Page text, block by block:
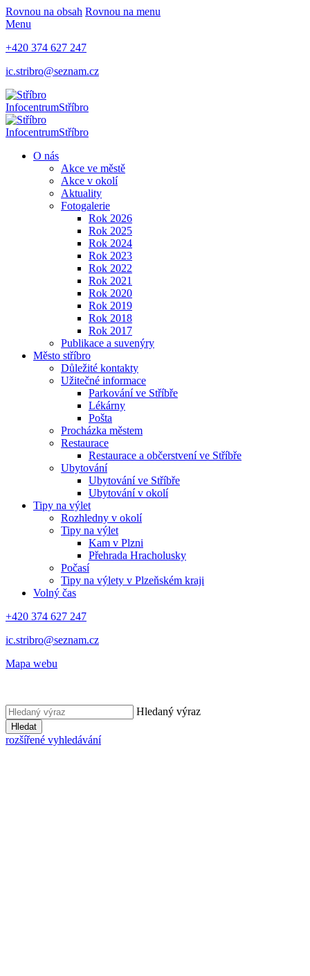
Rovnou na obsah Rovnou na menu
Menu
+420 374 627 247
ic.stribro@seznam.cz
InfocentrumStříbro
InfocentrumStříbro
O nás
Akce ve městě
Akce v okolí
Aktuality
Fotogalerie
Rok 2026
Rok 2025
Rok 2024
Rok 2023
Rok 2022
Rok 2021
Rok 2020
Rok 2019
Rok 2018
Rok 2017
Publikace a suvenýry
Město stříbro
Důležité kontakty
Užitečné informace
Parkování ve Stříbře
Lékárny
Pošta
Procházka městem
Restaurace
Restaurace a občerstvení ve Stříbře
Ubytování
Ubytování ve Stříbře
Ubytování v okolí
Tipy na výlet
Rozhledny v okolí
Tipy na výlet
Kam v Plzni
Přehrada Hracholusky
Počasí
Tipy na výlety v Plzeňském kraji
Volný čas
+420 374 627 247
ic.stribro@seznam.cz
Mapa webu
Hledaný výraz
Hledat
rozšířené vyhledávání